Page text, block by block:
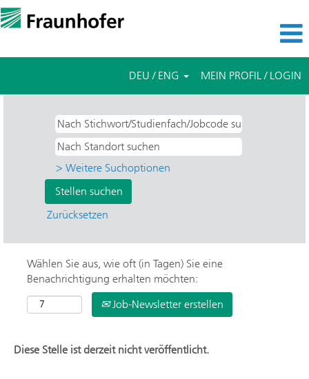
DEU / ENG MEIN PROFIL / LOGIN
> Weitere Suchoptionen
Zurücksetzen
Wählen Sie aus, wie oft (in Tagen) Sie eine
Benachrichtigung erhalten möchten:
Job-Newsletter erstellen
Diese Stelle ist derzeit nicht veröffentlicht.